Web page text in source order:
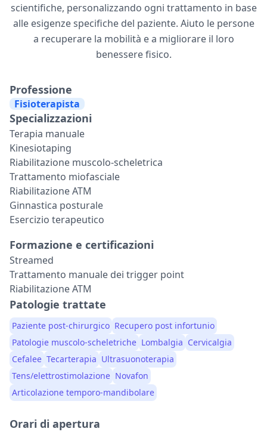
scientifiche, personalizzando ogni trattamento in base
alle esigenze specifiche del paziente. Aiuto le persone
a recuperare la mobilità e a migliorare il loro
benessere fisico.
Professione
Fisioterapista
Specializzazioni
Terapia manuale
Kinesiotaping
Riabilitazione muscolo-scheletrica
Trattamento miofasciale
Riabilitazione ATM
Ginnastica posturale
Esercizio terapeutico
Formazione e certificazioni
Streamed
Trattamento manuale dei trigger point
Riabilitazione ATM
Patologie trattate
Paziente post-chirurgico Recupero post infortunio
Patologie muscolo-scheletriche Lombalgia Cervicalgia
Cefalee Tecarterapia Ultrasuonoterapia
Tens/elettrostimolazione Novafon
Articolazione temporo-mandibolare
Orari di apertura